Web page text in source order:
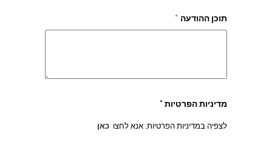
תוכן ההודעה *
מדיניות הפרטיות *
לצפיה במדיניות הפרטיות, אנא לחצו כאן